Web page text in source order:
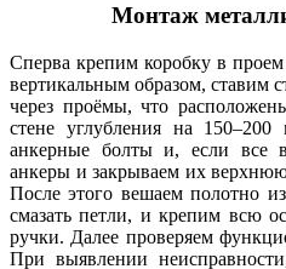
Монтаж
Сперва крепим коробку в проем
вертикальным образом, ставим
через проёмы, что
стене углубления на
анкерные болты и, если все
анкеры и закрываем их
После этого вешаем полотно
смазать петли, и крепим всю
ручки. Далее проверяем
При выявлении